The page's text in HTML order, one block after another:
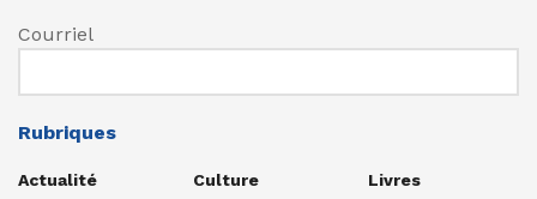
Courriel
Rubriques
Actualité
Culture
Livres